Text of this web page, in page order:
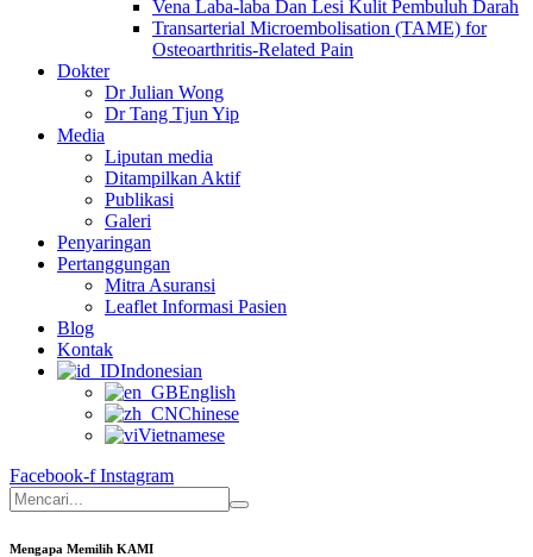
Vena Laba-laba Dan Lesi Kulit Pembuluh Darah
Transarterial Microembolisation (TAME) for
Osteoarthritis-Related Pain
Dokter
Dr Julian Wong
Dr Tang Tjun Yip
Media
Liputan media
Ditampilkan Aktif
Publikasi
Galeri
Penyaringan
Pertanggungan
Mitra Asuransi
Leaflet Informasi Pasien
Blog
Kontak
Indonesian
English
Chinese
Vietnamese
Facebook-f Instagram
Mengapa Memilih KAMI